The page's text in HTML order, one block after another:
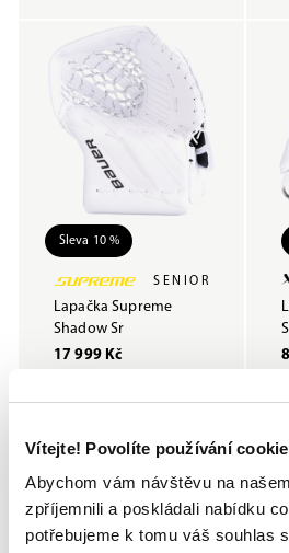
Vítejte! Povolíte používání
Abychom vám návštěvu na
zpříjemnili a poskládali nabídku
potřebujeme k tomu váš souhlas
Sleva 10 %
SENIOR
Lapačka Supreme
Shadow Sr
17 999 Kč